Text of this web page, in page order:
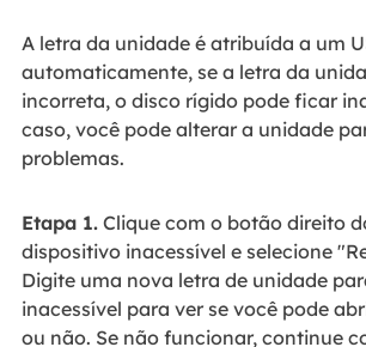
A letra da unidade é atribuída a um
automaticamente, se a letra da
incorreta, o disco rígido pode ficar
caso, você pode alterar a unidade
problemas.
Etapa 1.Clique com o botão direito
dispositivo inacessível e selecione
Digite uma nova letra de unidade
inacessível para ver se você pode
ou não. Se não funcionar, continue